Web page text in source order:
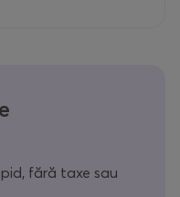
fără taxe sau